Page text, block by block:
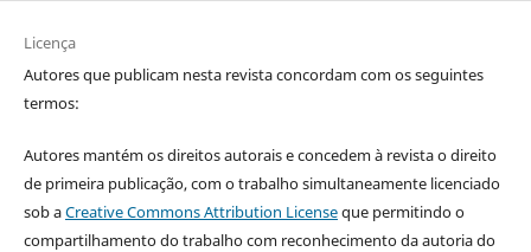
Licença
Autores que publicam nesta revista concordam com os seguintes
termos:
Autores mantém os direitos autorais e concedem à revista o direito
de primeira publicação, com o trabalho simultaneamente licenciado
sob aCreative Commons Attribution Licenseque permitindo o
compartilhamento do trabalho com reconhecimento da autoria do